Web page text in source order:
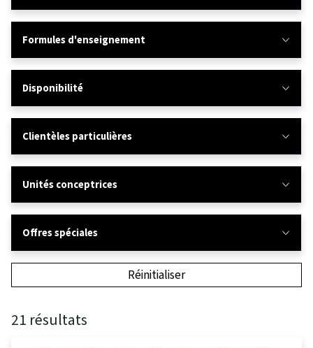
Formules d'enseignement
Disponibilité
Clientèles particulières
Unités conceptrices
Offres spéciales
Réinitialiser
21 résultats